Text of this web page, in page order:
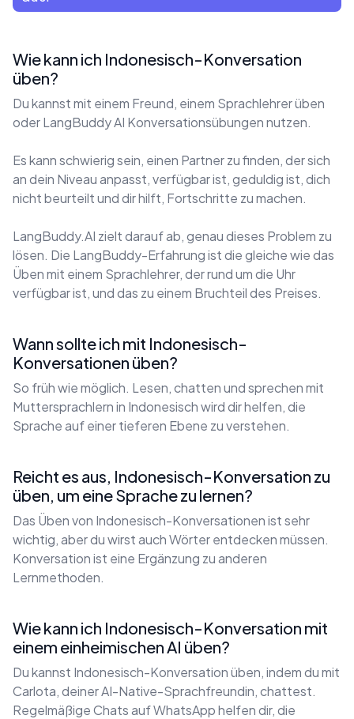
Wie kann ich Indonesisch-Konversation
üben?
Du kannst mit einem Freund, einem Sprachlehrer üben
oder LangBuddy AI Konversationsübungen nutzen.
Es kann schwierig sein, einen Partner zu finden, der sich
an dein Niveau anpasst, verfügbar ist, geduldig ist, dich
nicht beurteilt und dir hilft, Fortschritte zu machen.
LangBuddy.AI zielt darauf ab, genau dieses Problem zu
lösen. Die LangBuddy-Erfahrung ist die gleiche wie das
Üben mit einem Sprachlehrer, der rund um die Uhr
verfügbar ist, und das zu einem Bruchteil des Preises.
Wann sollte ich mit Indonesisch-
Konversationen üben?
So früh wie möglich. Lesen, chatten und sprechen mit
Muttersprachlern in Indonesisch wird dir helfen, die
Sprache auf einer tieferen Ebene zu verstehen.
Reicht es aus, Indonesisch-Konversation zu
üben, um eine Sprache zu lernen?
Das Üben von Indonesisch-Konversationen ist sehr
wichtig, aber du wirst auch Wörter entdecken müssen.
Konversation ist eine Ergänzung zu anderen
Lernmethoden.
Wie kann ich Indonesisch-Konversation mit
einem einheimischen AI üben?
Du kannst Indonesisch-Konversation üben, indem du mit
Carlota, deiner AI-Native-Sprachfreundin, chattest.
Regelmäßige Chats auf WhatsApp helfen dir, die